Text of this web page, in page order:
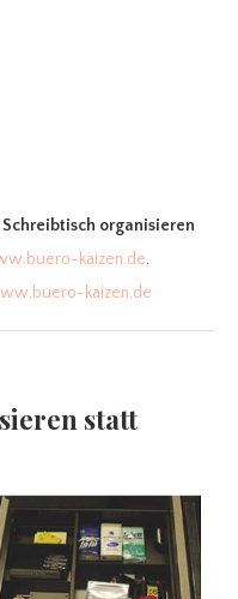
organisieren
kaizen.de.
kaizen.de
statt